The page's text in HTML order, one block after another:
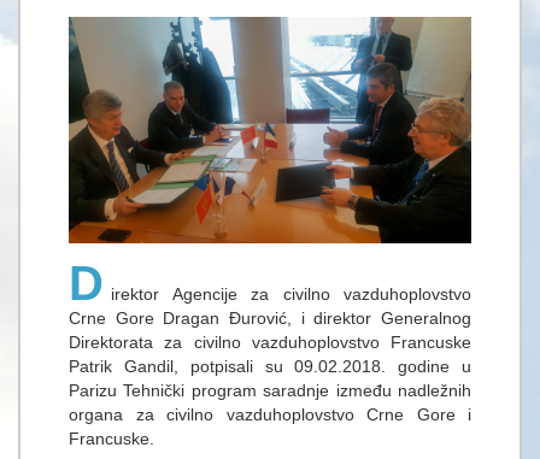
D irektor Agencije za civilno vazduhoplovstvo
Crne Gore Dragan Đurović, i direktor Generalnog
Direktorata za civilno vazduhoplovstvo Francuske
Patrik Gandil, potpisali su 09.02.2018. godine u
Parizu Tehnički program saradnje između nadležnih
organa za civilno vazduhoplovstvo Crne Gore i
Francuske.